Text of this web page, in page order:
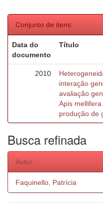
Conjunto de itens:
Data do
documento
Título
2010
interação
avaliação
Apis
produção de
Busca refinada
Autor
Faquinello, Patrícia